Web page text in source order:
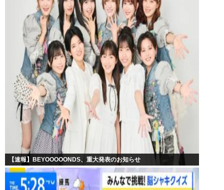
【速報】BEYOOOOONDS、重大発表のお知らせ